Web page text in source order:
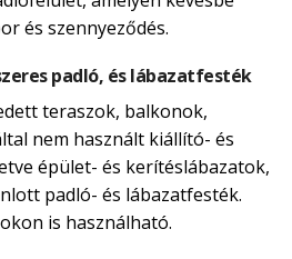
és szennyeződés.
padló, és lábazatfesték
teraszok, balkonok,
nem használt kiállító- és
épület- és kerítéslábazatok,
padló- és lábazatfesték.
is használható.